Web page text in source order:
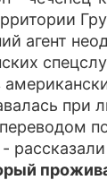
О
агент
при